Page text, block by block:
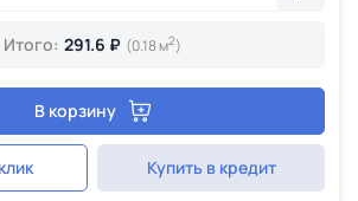
Итого: 291.6 ₽ (0.18 м2)
В корзину
Купить в кредит